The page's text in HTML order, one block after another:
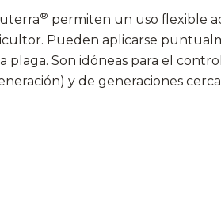
® permiten un uso flexible
Pueden aplicarse
plaga. Son idóneas para el
y de generaciones